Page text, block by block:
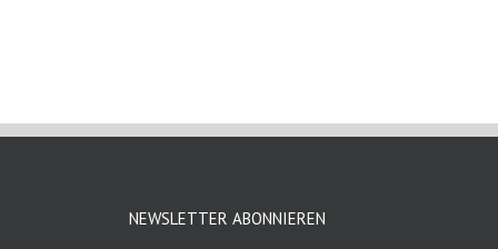
NEWSLETTER ABONNIEREN